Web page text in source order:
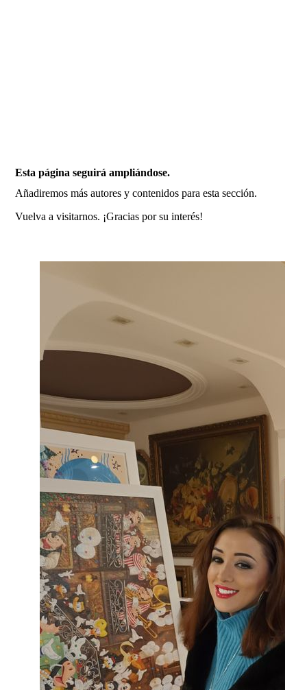
Esta página seguirá ampliándose.
Añadiremos más autores y contenidos para esta sección.
Vuelva a visitarnos. ¡Gracias por su interés!